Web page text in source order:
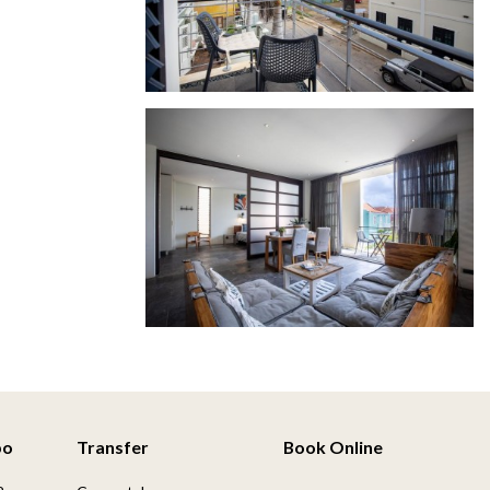
Transfer Book Online